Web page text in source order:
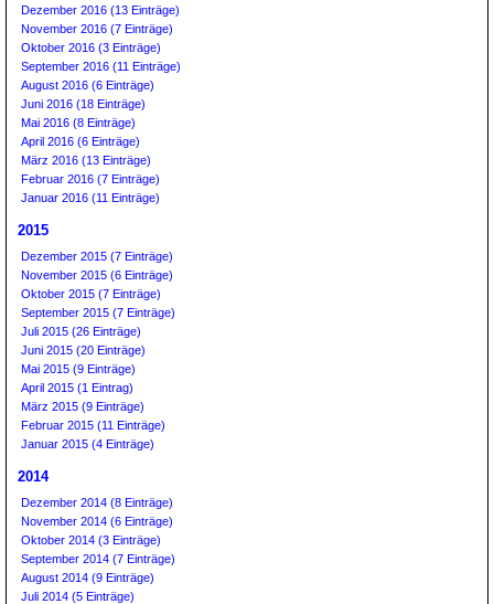
Dezember 2016 (13 Einträge)
November 2016 (7 Einträge)
Oktober 2016 (3 Einträge)
September 2016 (11 Einträge)
August 2016 (6 Einträge)
Juni 2016 (18 Einträge)
Mai 2016 (8 Einträge)
April 2016 (6 Einträge)
März 2016 (13 Einträge)
Februar 2016 (7 Einträge)
Januar 2016 (11 Einträge)
2015
Dezember 2015 (7 Einträge)
November 2015 (6 Einträge)
Oktober 2015 (7 Einträge)
September 2015 (7 Einträge)
Juli 2015 (26 Einträge)
Juni 2015 (20 Einträge)
Mai 2015 (9 Einträge)
April 2015 (1 Eintrag)
März 2015 (9 Einträge)
Februar 2015 (11 Einträge)
Januar 2015 (4 Einträge)
2014
Dezember 2014 (8 Einträge)
November 2014 (6 Einträge)
Oktober 2014 (3 Einträge)
September 2014 (7 Einträge)
August 2014 (9 Einträge)
Juli 2014 (5 Einträge)